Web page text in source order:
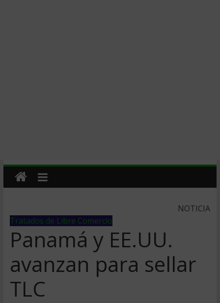
NOTICIA
Tratados de Libre Comercio
Panamá y EE.UU.
avanzan para sellar
TLC